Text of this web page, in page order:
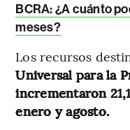
BCRA: ¿A cuánto
meses?
Los recursos
Universal para la
incrementaron
enero y agosto.